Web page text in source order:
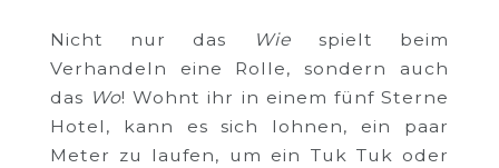
Nicht nur das Wie spielt beim
Verhandeln eine Rolle, sondern auch
das Wo! Wohnt ihr in einem fünf Sterne
Hotel, kann es sich lohnen, ein paar
Meter zu laufen, um ein Tuk Tuk oder